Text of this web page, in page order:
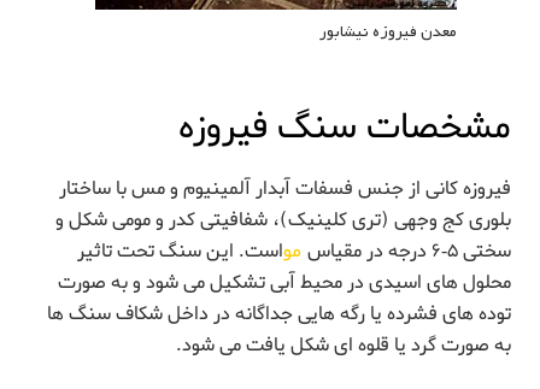
معدن فیروزه نیشابور
مشخصات سنگ فیروزه
فیروزه کانی از جنس فسفات آبدار آلمینیوم و مس با ساختار
بلوری کج وجهی (تری کلینیک)، شفافیتی کدر و مومی شکل و
سختی ۵-۶ درجه در مقیاس
مواست. این سنگ تحت تاثیر
محلول های اسیدی در محیط آبی تشکیل می شود و به صورت
توده های فشرده یا رگه هایی جداگانه در داخل شکاف سنگ ها
به صورت گرد یا قلوه ای شکل یافت می شود.